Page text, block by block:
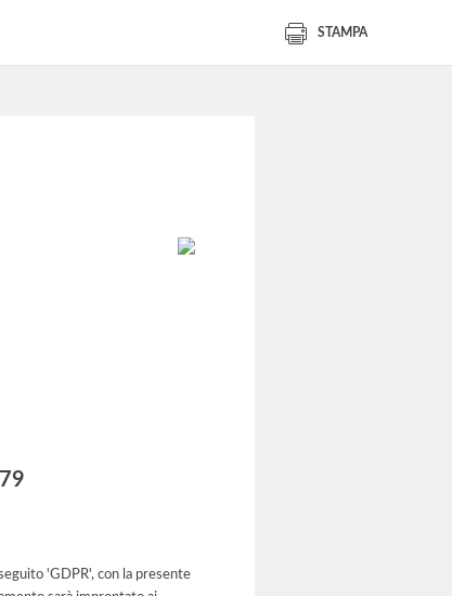
STAMPA
'GDPR', con la presente